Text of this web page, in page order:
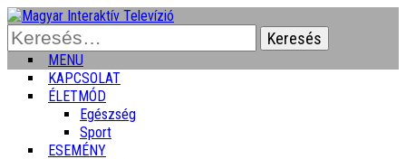
Keresés:
MENU
KAPCSOLAT
ÉLETMÓD
Egészség
Sport
ESEMÉNY